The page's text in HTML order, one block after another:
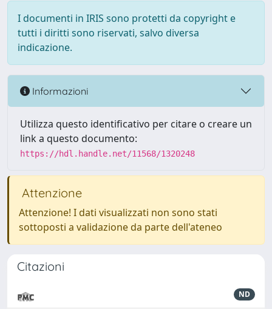
I documenti in IRIS sono protetti da copyright e
tutti i diritti sono riservati, salvo diversa
indicazione.
Informazioni
Utilizza questo identificativo per citare o creare un
link a questo documento:
https://hdl.handle.net/11568/1320248
Attenzione
Attenzione! I dati visualizzati non sono stati
sottoposti a validazione da parte dell'ateneo
Citazioni
ND